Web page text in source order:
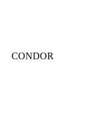
CONDOR